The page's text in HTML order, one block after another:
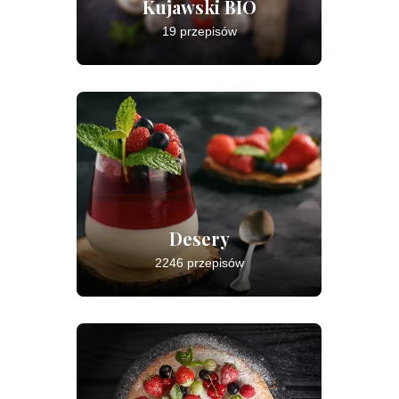
Kujawski BIO
19 przepisów
Desery
2246 przepisów